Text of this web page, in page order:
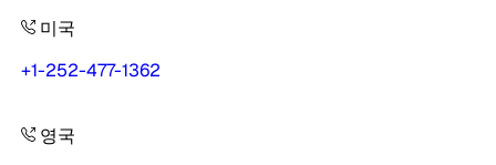
미국
+1-252-477-1362
영국